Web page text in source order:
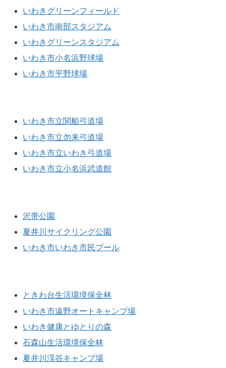
いわきグリーンフィールド
いわき市南部スタジアム
いわきグリーンスタジアム
いわき市小名浜野球場
いわき市平野球場
いわき市立関船弓道場
いわき市立勿来弓道場
いわき市立いわき弓道場
いわき市立小名浜武道館
沢帯公園
夏井川サイクリング公園
いわき市いわき市民プール
ときわ台生活環境保全林
いわき市遠野オートキャンプ場
いわき健康とゆとりの森
石森山生活環境保全林
夏井川渓谷キャンプ場